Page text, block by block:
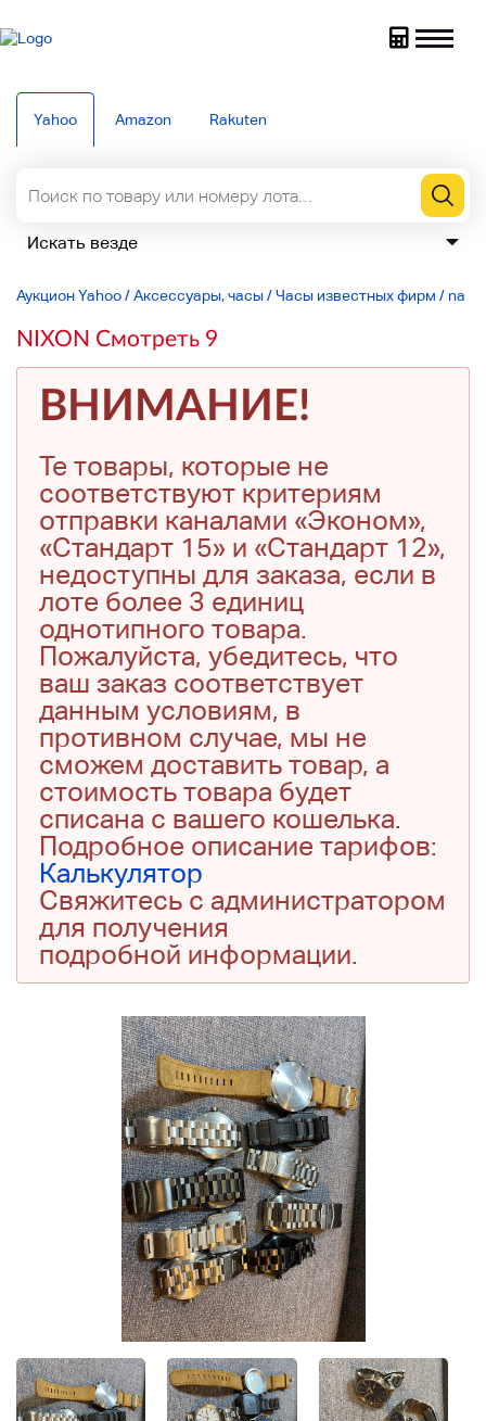
Yahoo Amazon Rakuten
Аукцион Yahoo/Аксессуары, часы/Часы известных фирм / na
NIXON Смотреть 9
ВНИМАНИЕ!
Те товары, которые не
соответствуют критериям
отправки каналами «Эконом»,
«Стандарт 15» и «Стандарт 12»,
недоступны для заказа, если в
лоте более 3 единиц
однотипного товара.
Пожалуйста, убедитесь, что
ваш заказ соответствует
данным условиям, в
противном случае, мы не
сможем доставить товар, а
стоимость товара будет
списана с вашего кошелька.
Подробное описание тарифов:
Калькулятор
Свяжитесь с администратором
для получения
подробной информации.